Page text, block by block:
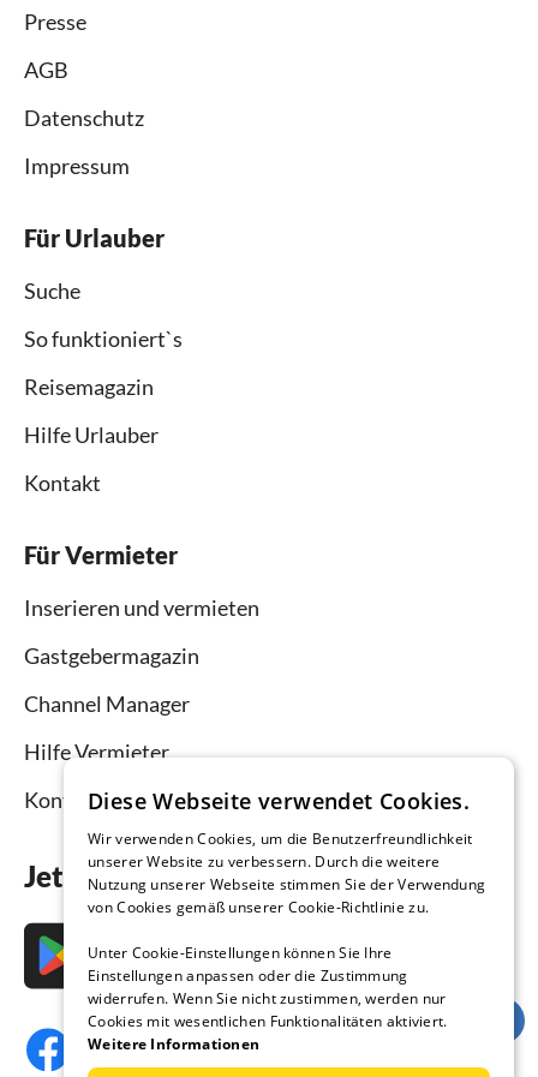
Presse
AGB
Datenschutz
Impressum
Für Urlauber
Suche
So funktioniert`s
Reisemagazin
Hilfe Urlauber
Kontakt
Für Vermieter
Inserieren und vermieten
Gastgebermagazin
Channel Manager
Hilfe Vermieter
Kontakt
Jetzt die App downloaden
Diese Webseite verwendet Cookies.
Wir verwenden Cookies, um die Benutzerfreundlichkeit
unserer Website zu verbessern. Durch die weitere
Nutzung unserer Webseite stimmen Sie der Verwendung
von Cookies gemäß unserer Cookie-Richtlinie zu.
Unter Cookie-Einstellungen können Sie Ihre
Einstellungen anpassen oder die Zustimmung
widerrufen. Wenn Sie nicht zustimmen, werden nur
Cookies mit wesentlichen Funktionalitäten aktiviert.
Weitere Informationen